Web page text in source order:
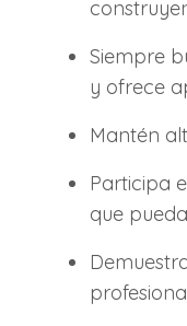
Siempre
y ofrece
Mantén
Participa
que